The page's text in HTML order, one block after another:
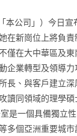
公司」）今日
新崗位上將負
在大中華區及
業轉型及領導
、與客戶建立
同領域的理學
是一個具備獨立
個亞洲重要城